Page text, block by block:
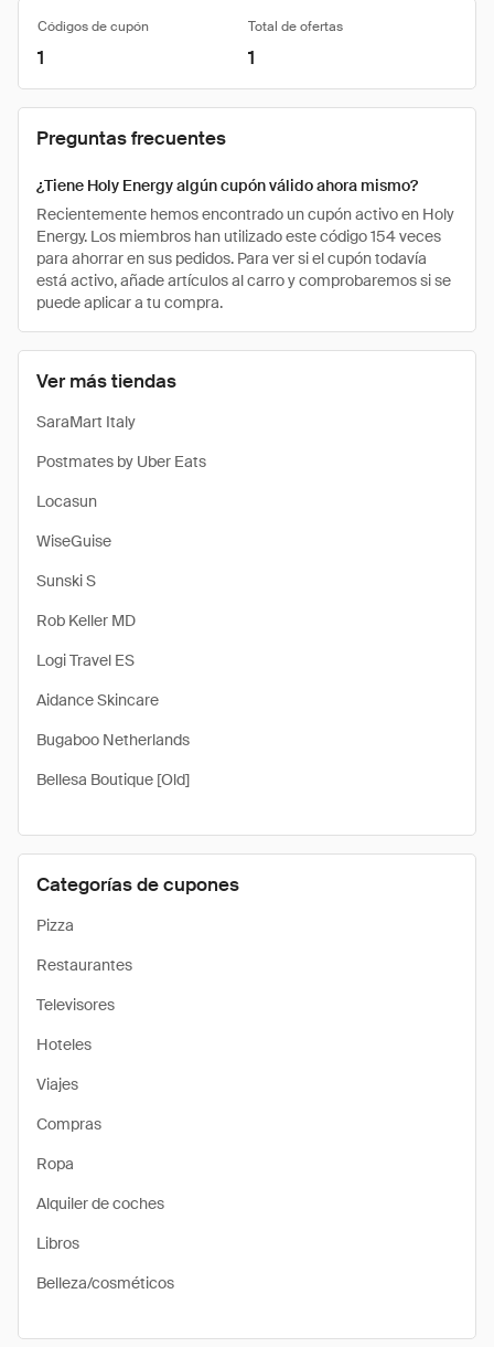
Ver más tiendas
SaraMart Italy
Postmates by Uber Eats
Locasun
WiseGuise
Sunski S
Rob Keller MD
Logi Travel ES
Aidance Skincare
Bugaboo Netherlands
Bellesa Boutique [Old]
Categorías de cupones
Pizza
Restaurantes
Televisores
Hoteles
Viajes
Compras
Ropa
Alquiler de coches
Libros
Belleza/cosméticos
Códigos de cupón Total de ofertas
1 1
Preguntas frecuentes
¿Tiene Holy Energy algún cupón válido ahora mismo?
Recientemente hemos encontrado un cupón activo en Holy
Energy. Los miembros han utilizado este código 154 veces
para ahorrar en sus pedidos. Para ver si el cupón todavía
está activo, añade artículos al carro y comprobaremos si se
puede aplicar a tu compra.